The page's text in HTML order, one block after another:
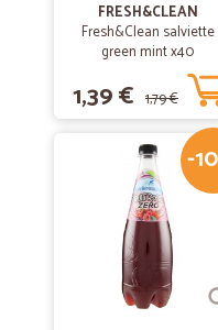
FRESH&CLEAN
Fresh&Clean salviette
green mint x40
1,39 € 1,79 €
-